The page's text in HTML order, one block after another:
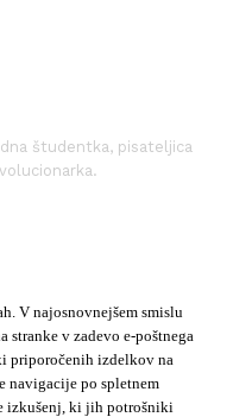
študentka, pisateljica
V najosnovnejšem smislu
v zadevo e-poštnega
priporočenih izdelkov na
navigacije po spletnem
izkušenj, ki jih potrošniki